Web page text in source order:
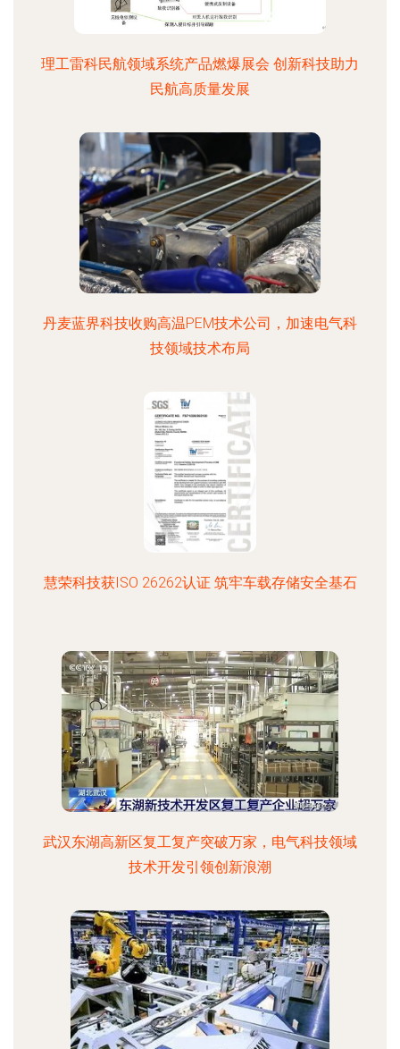
理工雷科民航领域系统产品燃爆展会 创新科技助力
民航高质量发展
丹麦蓝界科技收购高温PEM技术公司，加速电气科
技领域技术布局
慧荣科技获ISO 26262认证 筑牢车载存储安全基石
武汉东湖高新区复工复产突破万家，电气科技领域
技术开发引领创新浪潮